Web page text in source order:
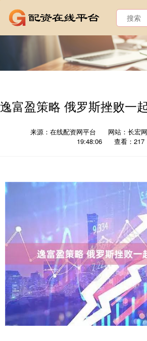
逸富盈策略 俄罗斯挫败一
来源：在线配资网平台 网站：长宏网
19:48:06
查看：217